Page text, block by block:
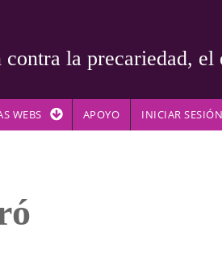
contra la precariedad,
WEBS APOYO INICIAR SESIÓN